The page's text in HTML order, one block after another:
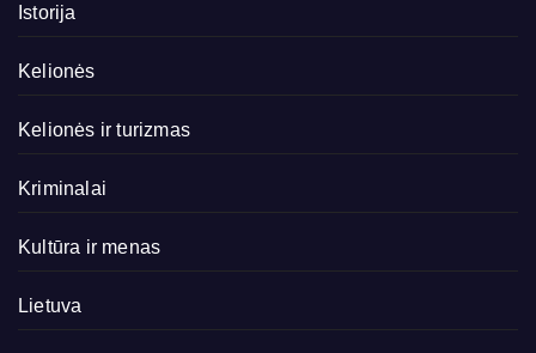
Istorija
Kelionės
Kelionės ir turizmas
Kriminalai
Kultūra ir menas
Lietuva